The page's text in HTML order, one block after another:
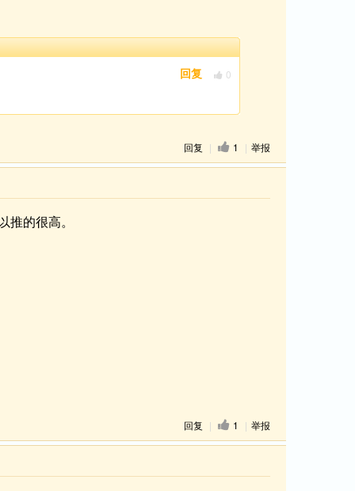
0
回复
回复 | 1 | 举报
的很高。
回复 | 1 | 举报